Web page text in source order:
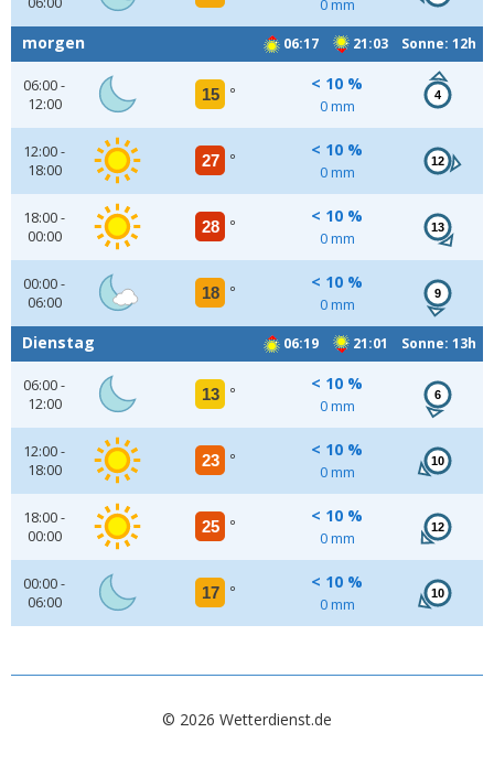
0 mm
06:17 21:03 Sonne: 12h
morgen
06:00 -
12:00
15 °
< 10 %
0 mm
4
12:00 -
18:00
27 °
< 10 %
0 mm
12
18:00 -
00:00
28 °
< 10 %
0 mm
13
00:00 -
06:00
18 °
< 10 %
0 mm
9
06:19 21:01 Sonne: 13h
Dienstag
06:00 -
12:00
13 °
< 10 %
0 mm
6
12:00 -
18:00
23 °
< 10 %
0 mm
10
18:00 -
00:00
25 °
< 10 %
0 mm
12
00:00 -
06:00
17 °
< 10 %
0 mm
10
© 2026 Wetterdienst.de